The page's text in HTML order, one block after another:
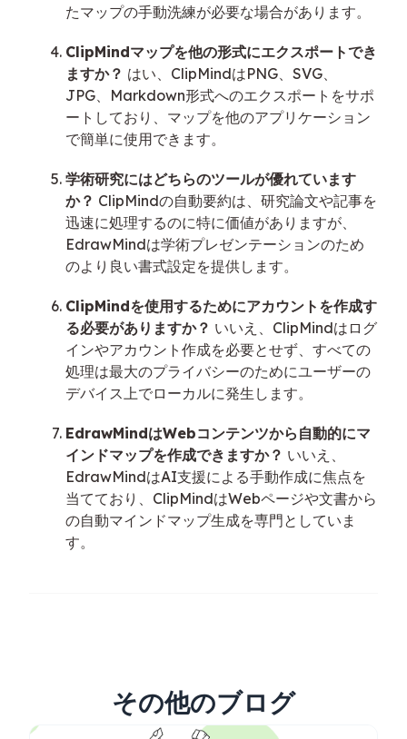
たマップの手動洗練が必要な場合があります。
ClipMindマップを他の形式にエクスポートでき
ますか？ はい、ClipMindはPNG、SVG、
JPG、Markdown形式へのエクスポートをサポ
ートしており、マップを他のアプリケーション
で簡単に使用できます。
学術研究にはどちらのツールが優れています
か？ ClipMindの自動要約は、研究論文や記事を
迅速に処理するのに特に価値がありますが、
EdrawMindは学術プレゼンテーションのため
のより良い書式設定を提供します。
ClipMindを使用するためにアカウントを作成す
る必要がありますか？ いいえ、ClipMindはログ
インやアカウント作成を必要とせず、すべての
処理は最大のプライバシーのためにユーザーの
デバイス上でローカルに発生します。
EdrawMindはWebコンテンツから自動的にマ
インドマップを作成できますか？ いいえ、
EdrawMindはAI支援による手動作成に焦点を
当てており、ClipMindはWebページや文書から
の自動マインドマップ生成を専門としていま
す。
その他のブログ